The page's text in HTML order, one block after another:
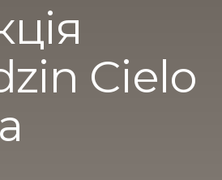
Cielo